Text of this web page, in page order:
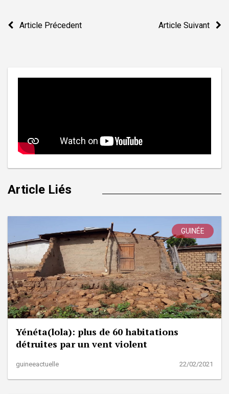
Navigation
Article Précedent Article Suivant
Article Liés
GUINÉE
Yénéta(lola): plus de 60 habitations
détruites par un vent violent
guineeactuelle 22/02/2021